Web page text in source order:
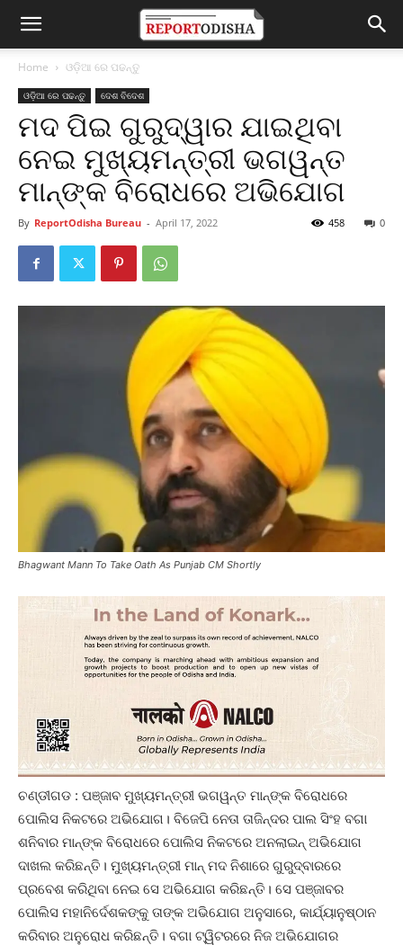
Home ଓଡ଼ିଆ ରେ ପଢନ୍ତୁ
ଓଡ଼ିଆ ରେ ପଢନ୍ତୁ ଦେଶ ବିଦେଶ
ମଦ ପିଇ ଗୁରୁଦ୍ୱାର ଯାଇଥିବା
ନେଇ ମୁଖ୍ୟମନ୍ତ୍ରୀ ଭଗୱନ୍ତ
ମାନ୍‌ଙ୍କ ବିରୋଧରେ ଅଭିଯୋଗ
By ReportOdisha Bureau - April 17, 2022 0
458
Bhagwant Mann To Take Oath As Punjab CM Shortly
ଚଣ୍ଡୀଗଡ : ପଞ୍ଜାବ ମୁଖ୍ୟମନ୍ତ୍ରୀ ଭଗୱନ୍ତ ମାନ୍‌ଙ୍କ ବିରୋଧରେ
ପୋଲିସ ନିକଟରେ ଅଭିଯୋଗ। ବିଜେପି ନେତା ତାଜିନ୍ଦର ପାଲ ସିଂହ ବଗା
ଶନିବାର ମାନ୍‌ଙ୍କ ବିରୋଧରେ ପୋଲିସ ନିକଟରେ ଅନଲାଇନ୍ ଅଭିଯୋଗ
ଦାଖଲ କରିଛନ୍ତି। ମୁଖ୍ୟମନ୍ତ୍ରୀ ମାନ୍‌ ମଦ ନିଶାରେ ଗୁରୁଦ୍ବାରରେ
ପ୍ରବେଶ କରିଥିବା ନେଇ ସେ ଅଭିଯୋଗ କରିଛନ୍ତି। ସେ ପଞ୍ଜାବର
ପୋଲିସ ମହାନିର୍ଦେଶକଙ୍କୁ ତାଙ୍କ ଅଭିଯୋଗ ଅନୁସାରେ, କାର୍ଯ୍ୟାନୁଷ୍ଠାନ
କରିବାର ଅନୁରୋଧ କରିଛନ୍ତି। ବଗା ଟ୍ୱିଟରରେ ନିଜ ଅଭିଯୋଗର